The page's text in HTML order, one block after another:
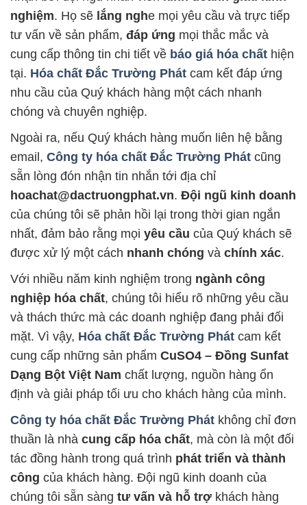
nghiệm. Họ sẽ lắng nghe mọi yêu cầu và trực tiếp
tư vấn về sản phẩm, đáp ứng mọi thắc mắc và
cung cấp thông tin chi tiết về báo giá hóa chất hiện
tại. Hóa chất Đắc Trường Phát cam kết đáp ứng
nhu cầu của Quý khách hàng một cách nhanh
chóng và chuyên nghiệp.
Ngoài ra, nếu Quý khách hàng muốn liên hệ bằng
email, Công ty hóa chất Đắc Trường Phát cũng
sẵn lòng đón nhận tin nhắn tới địa chỉ
hoachat@dactruongphat.vn. Đội ngũ kinh doanh
của chúng tôi sẽ phản hồi lại trong thời gian ngắn
nhất, đảm bảo rằng mọi yêu cầu của Quý khách sẽ
được xử lý một cách nhanh chóng và chính xác.
Với nhiều năm kinh nghiệm trong ngành công
nghiệp hóa chất, chúng tôi hiểu rõ những yêu cầu
và thách thức mà các doanh nghiệp đang phải đối
mặt. Vì vậy, Hóa chất Đắc Trường Phát cam kết
cung cấp những sản phẩm CuSO4 – Đồng Sunfat
Dạng Bột Việt Nam chất lượng, nguồn hàng ổn
định và giải pháp tối ưu cho khách hàng của mình.
Công ty hóa chất Đắc Trường Phát không chỉ đơn
thuần là nhà cung cấp hóa chất, mà còn là một đối
tác đồng hành trong quá trình phát triển và thành
công của khách hàng. Đội ngũ kinh doanh của
chúng tôi sẵn sàng tư vấn và hỗ trợ khách hàng